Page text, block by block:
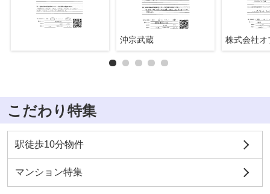
沖宗武蔵
こだわり特集
駅徒歩10分物件
マンション特集